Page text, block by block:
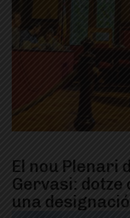
El nou Plenari
Gervasi: dotze
una